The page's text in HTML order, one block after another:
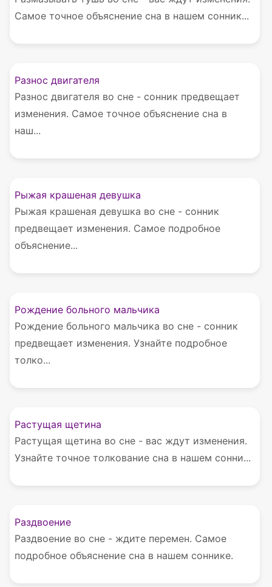
Самое точное объяснение сна в нашем сонник...
Разнос двигателя
Разнос двигателя во сне - сонник предвещает
изменения. Самое точное объяснение сна в
наш...
Рыжая крашеная девушка
Рыжая крашеная девушка во сне - сонник
предвещает изменения. Самое подробное
объяснение...
Рождение больного мальчика
Рождение больного мальчика во сне - сонник
предвещает изменения. Узнайте подробное
толко...
Растущая щетина
Растущая щетина во сне - вас ждут изменения.
Узнайте точное толкование сна в нашем сонни...
Раздвоение
Раздвоение во сне - ждите перемен. Самое
подробное объяснение сна в нашем соннике.